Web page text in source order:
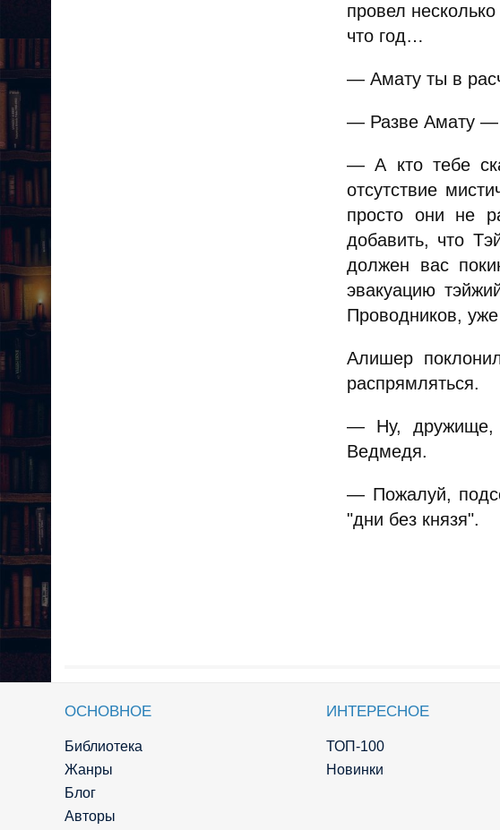
провел
что год…
— Амату ты в
— Разве Амату —
— А кто тебе
отсутствие
просто они не
добавить, что
должен вас
эвакуацию
Проводников,
Алишер
распрямляться.
— Ну, дружище,
Ведмедя.
— Пожалуй,
"дни без князя".
ОСНОВНОЕ
Библиотека
Жанры
Блог
Авторы
ИНТЕРЕСНОЕ
ТОП-100
Новинки